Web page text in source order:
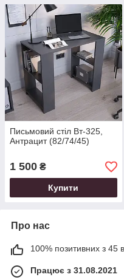
Письмовий стіл Вт-325,
Антрацит (82/74/45)
1 500 ₴
Купити
Про нас
100% позитивних з 45
Працює з 31.08.2021